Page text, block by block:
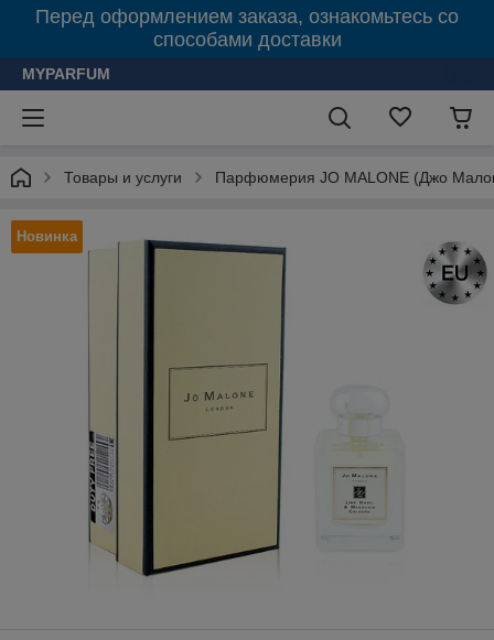
Перед оформлением заказа, ознакомьтесь со
способами доставки
MYPARFUM
Товары и услуги Парфюмерия JO MALONE (Джо
Новинка